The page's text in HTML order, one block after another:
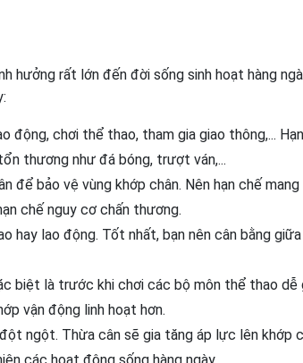
hưởng rất lớn đến đời sống sinh hoạt hàng
động, chơi thể thao, tham gia giao thông,...
thương như đá bóng, trượt ván,...
để bảo vệ vùng khớp chân. Nên hạn chế mang
chế nguy cơ chấn thương.
hay lao động. Tốt nhất, bạn nên cân bằng
biệt là trước khi chơi các bộ môn thể thao dễ
vận động linh hoạt hơn.
ngột. Thừa cân sẽ gia tăng áp lực lên khớp
các hoạt động sống hàng ngày.